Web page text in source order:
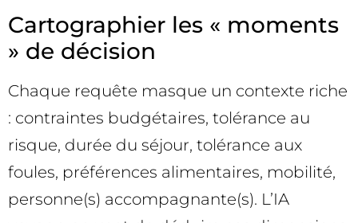
Cartographier les « moments
» de décision
Chaque requête masque un contexte riche
: contraintes budgétaires, tolérance au
risque, durée du séjour, tolérance aux
foules, préférences alimentaires, mobilité,
personne(s) accompagnante(s). L’IA